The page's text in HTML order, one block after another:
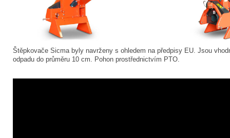
Štěpkovače Sicma byly navrženy s ohledem na předpisy EU. Jsou
odpadu do průměru 10 cm. Pohon prostřednictvím PTO.